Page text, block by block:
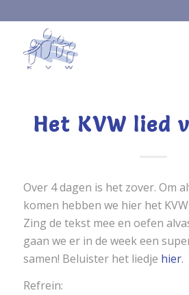
Het KVW lied
Over 4 dagen is het zover. Om
komen hebben we hier het
Zing de tekst mee en oefen
gaan we er in de week een
samen! Beluister het liedje hier.
Refrein: